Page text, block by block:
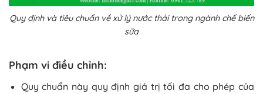
Quy định và tiêu chuẩn về xử lý nước thải trong ngành chế biến
sữa
Phạm vi điều chỉnh:
Quy chuẩn này quy định giá trị tối đa cho phép của